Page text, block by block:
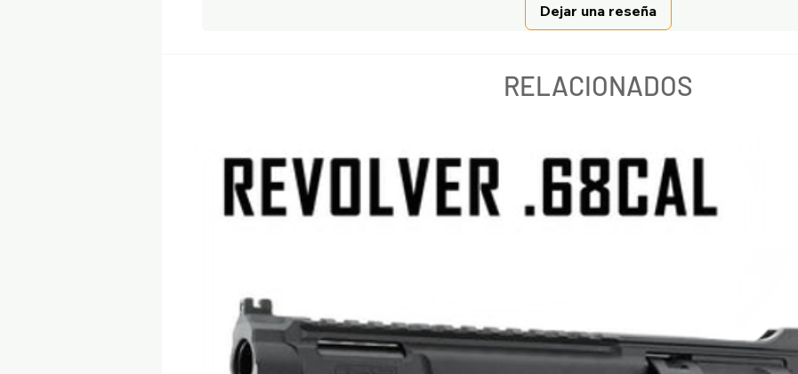
Dejar una reseña
RELACIONADOS